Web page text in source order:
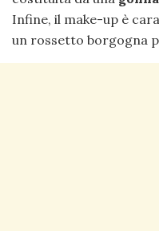
Infine, il make-up è
un rossetto borgogna